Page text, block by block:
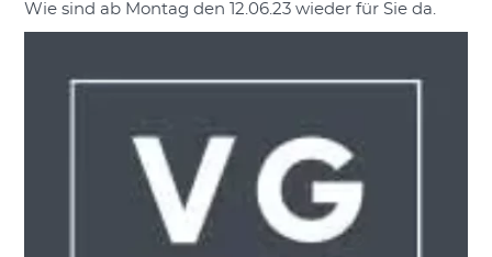
Wie sind ab Montag den 12.06.23 wieder für Sie da.